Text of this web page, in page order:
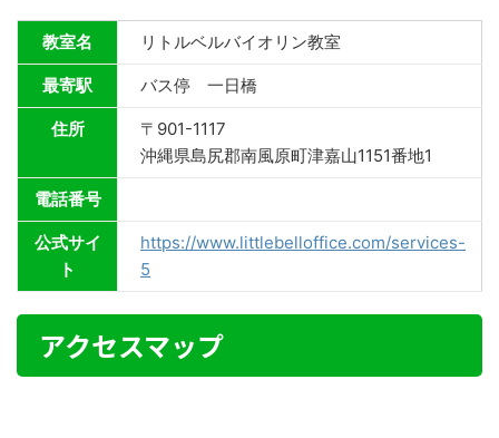
教室名 リトルベルバイオリン教室
最寄駅 バス停 一日橋
住所
〒901-1117
沖縄県島尻郡南風原町津嘉山1151番地1
電話番号
公式サイ
ト
https://www.littlebelloffice.com/services-
5
アクセスマップ